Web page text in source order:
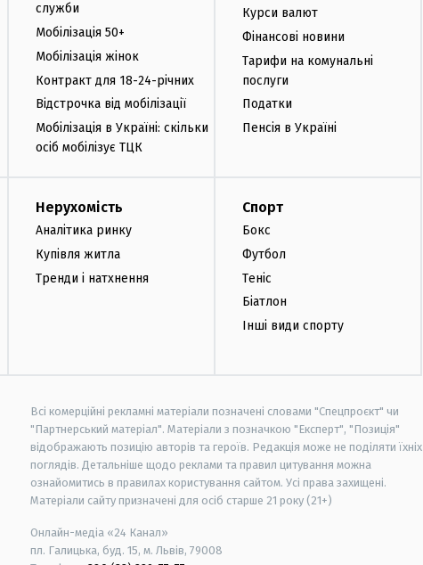
служби
Мобілізація 50+
Мобілізація жінок
Контракт для 18-24-річних
Відстрочка від мобілізації
Мобілізація в Україні: скільки
осіб мобілізує ТЦК
Курси валют
Фінансові новини
Тарифи на комунальні
послуги
Податки
Пенсія в Україні
Нерухомість
Аналітика ринку
Купівля житла
Тренди і натхнення
Спорт
Бокс
Футбол
Теніс
Біатлон
Інші види спорту
Всі комерційні рекламні матеріали позначені словами "Спецпроєкт" чи
"Партнерський матеріал". Матеріали з позначкою "Експерт", "Позиція"
відображають позицію авторів та героїв. Редакція може не поділяти їхніх
поглядів. Детальніше щодо реклами та правил цитування можна
ознайомитись в правилах користування сайтом. Усі права захищені.
Матеріали сайту призначені для осіб старше 21 року (21+)
Онлайн-медіа «24 Канал»
пл. Галицька, буд. 15, м. Львів, 79008